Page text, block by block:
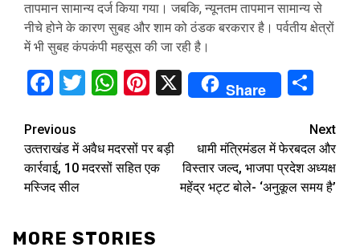
तापमान सामान्य दर्ज किया गया। जबकि, न्यूनतम तापमान सामान्य से
नीचे होने के कारण सुबह और शाम को ठंडक बरकरार है। पर्वतीय क्षेत्रों
में भी सुबह कंपकंपी महसूस की जा रही है।
Facebook
Twitter
WhatsApp
Pinterest
X Share
Continue
Reading
Previous
उत्‍तराखंड में अवैध मदरसों पर बड़ी
कार्रवाई, 10 मदरसों सहित एक
मस्जिद सील
Next
धामी मंत्रिमंडल में फेरबदल और
विस्तार जल्द, भाजपा प्रदेश अध्यक्ष
महेंद्र भट्ट बोले- ‘अनुकूल समय है’
MORE STORIES